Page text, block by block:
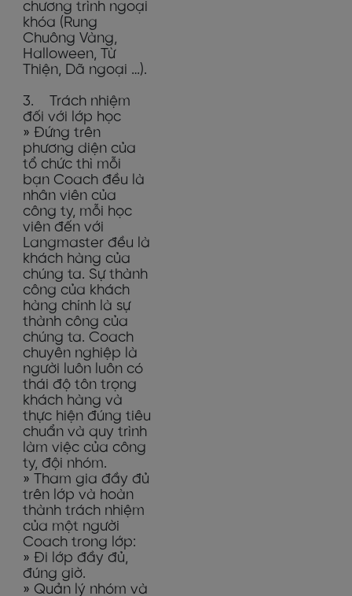
chương trình ngoại
khóa (Rung
Chuông Vàng,
Halloween, Từ
Thiện, Dã ngoại …).
3. Trách nhiệm
đối với lớp học
» Đứng trên
phương diện của
tổ chức thì mỗi
bạn Coach đều là
nhân viên của
công ty, mỗi học
viên đến với
Langmaster đều là
khách hàng của
chúng ta. Sự thành
công của khách
hàng chính là sự
thành công của
chúng ta. Coach
chuyên nghiệp là
người luôn luôn có
thái độ tôn trọng
khách hàng và
thực hiện đúng tiêu
chuẩn và quy trình
làm việc của công
ty, đội nhóm.
» Tham gia đầy đủ
trên lớp và hoàn
thành trách nhiệm
của một người
Coach trong lớp:
» Đi lớp đầy đủ,
đúng giờ.
» Quản lý nhóm và